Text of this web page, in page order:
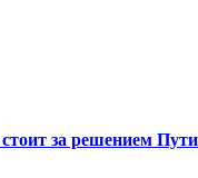
за решением